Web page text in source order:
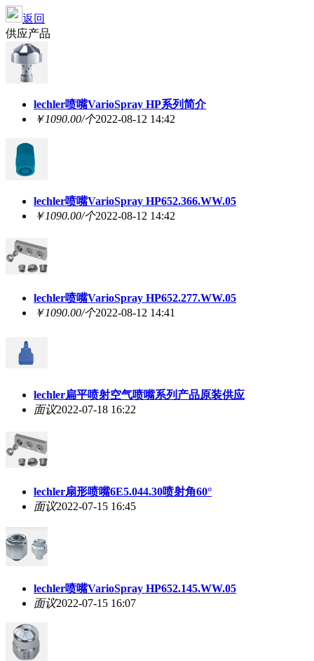
返回
供应产品
lechler喷嘴VarioSpray HP系列简介
￥1090.00/个2022-08-12 14:42
lechler喷嘴VarioSpray HP652.366.WW.05
￥1090.00/个2022-08-12 14:42
lechler喷嘴VarioSpray HP652.277.WW.05
￥1090.00/个2022-08-12 14:41
lechler扁平喷射空气喷嘴系列产品原装供应
面议2022-07-18 16:22
lechler扇形喷嘴6E5.044.30喷射角60°
面议2022-07-15 16:45
lechler喷嘴VarioSpray HP652.145.WW.05
面议2022-07-15 16:07